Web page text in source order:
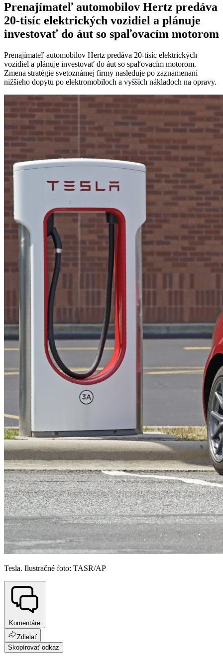
Prenajímateľ automobilov Hertz predáva
20-tisíc elektrických vozidiel a plánuje
investovať do áut so spaľovacím motorom
Prenajímateľ automobilov Hertz predáva 20-tisíc elektrických
vozidiel a plánuje investovať do áut so spaľovacím motorom.
Zmena stratégie svetoznámej firmy nasleduje po zaznamenaní
nižšieho dopytu po elektromobiloch a vyšších nákladoch na opravy.
Tesla. Ilustračné foto: TASR/AP
Komentáre
Zdielať
Skopírovať odkaz